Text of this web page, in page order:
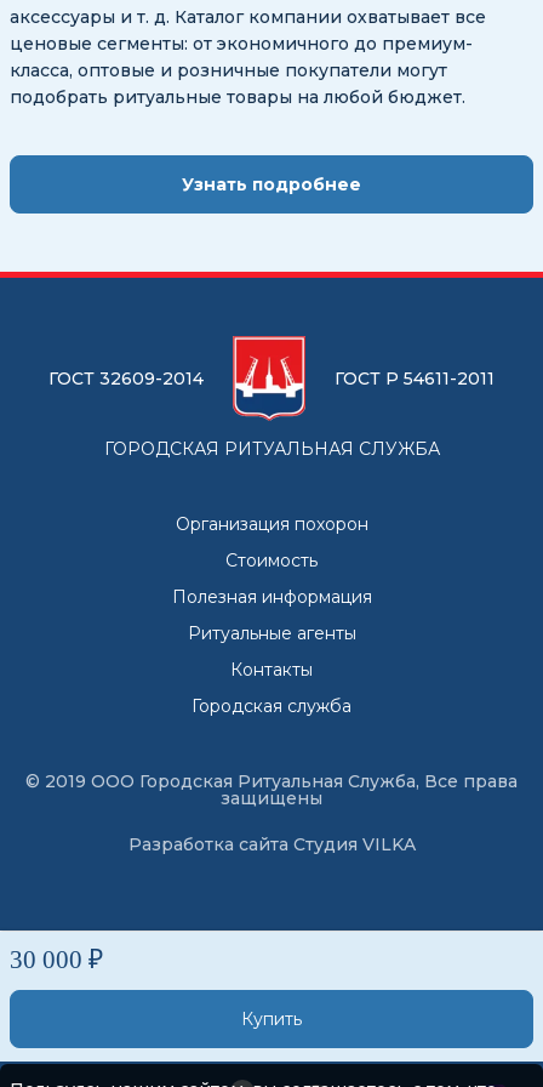
30 000 ₽
Купить
аксессуары и т. д. Каталог компании охватывает все
ценовые сегменты: от экономичного до премиум-
класса, оптовые и розничные покупатели могут
подобрать ритуальные товары на любой бюджет.
Узнать подробнее
ГОСТ 32609-2014 ГОСТ Р 54611-2011
ГОРОДСКАЯ РИТУАЛЬНАЯ СЛУЖБА
Организация похорон
Стоимость
Полезная информация
Ритуальные агенты
Контакты
Городская служба
© 2019 ООО Городская Ритуальная Служба, Все права
защищены
Разработка сайта Студия VILKA